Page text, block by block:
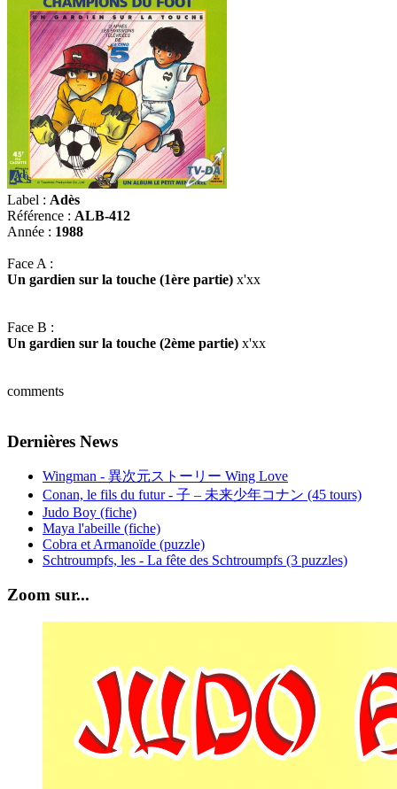
Label : Adès
Référence : ALB-412
Année : 1988
Face A :
Un gardien sur la touche (1ère partie) x'xx
Face B :
Un gardien sur la touche (2ème partie) x'xx
comments
Dernières News
Wingman - 異次元ストーリー Wing Love
Conan, le fils du futur - 子 – 未来少年コナン (45 tours)
Judo Boy (fiche)
Maya l'abeille (fiche)
Cobra et Armanoïde (puzzle)
Schtroumpfs, les - La fête des Schtroumpfs (3 puzzles)
Zoom sur...